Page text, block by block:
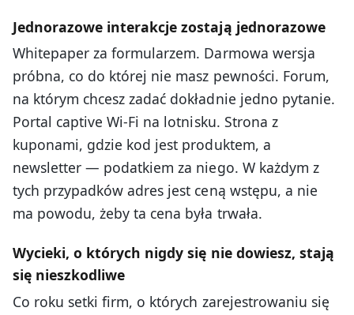
Jednorazowe interakcje zostają jednorazowe
Whitepaper za formularzem. Darmowa wersja
próbna, co do której nie masz pewności. Forum,
na którym chcesz zadać dokładnie jedno pytanie.
Portal captive Wi-Fi na lotnisku. Strona z
kuponami, gdzie kod jest produktem, a
newsletter — podatkiem za niego. W każdym z
tych przypadków adres jest ceną wstępu, a nie
ma powodu, żeby ta cena była trwała.
Wycieki, o których nigdy się nie dowiesz, stają
się nieszkodliwe
Co roku setki firm, o których zarejestrowaniu się